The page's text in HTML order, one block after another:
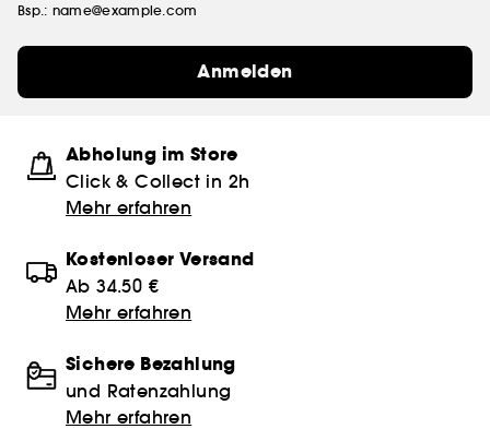
Bsp.: name@example.com
Anmelden
Abholung im Store
Click & Collect in 2h
Mehr erfahren
Kostenloser Versand
Ab 34.50 €
Mehr erfahren
Sichere Bezahlung
und Ratenzahlung
Mehr erfahren